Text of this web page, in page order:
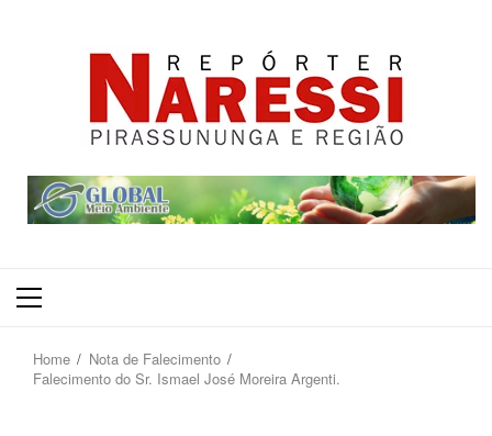
Primary
Home
Nota de Falecimento
Falecimento do Sr. Ismael José Moreira Argenti.